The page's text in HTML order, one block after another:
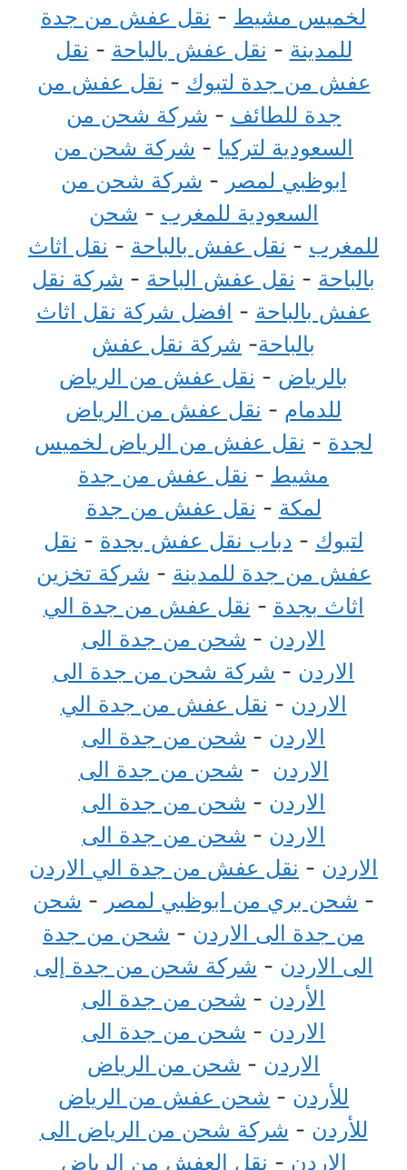
لخميس مشيط - نقل عفش من جدة
للمدينة - نقل عفش بالباحة - نقل
عفش من جدة لتبوك - نقل عفش من
جدة للطائف - شركة شحن من
السعودية لتركيا - شركة شحن من
ابوظبي لمصر - شركة شحن من
السعودية للمغرب - شحن
للمغرب - نقل عفش بالباحة - نقل اثاث
بالباحة - نقل عفش الباحة - شركة نقل
عفش بالباحة - افضل شركة نقل اثاث
بالباحة- شركة نقل عفش
بالرياض - نقل عفش من الرياض
للدمام - نقل عفش من الرياض
لجدة - نقل عفش من الرياض لخميس
مشيط - نقل عفش من جدة
لمكة - نقل عفش من جدة
لتبوك - دباب نقل عفش بجدة - نقل
عفش من جدة للمدينة - شركة تخزين
اثاث بجدة - نقل عفش من جدة الي
الاردن - شحن من جدة الى
الاردن - شركة شحن من جدة الى
الاردن - نقل عفش من جدة الي
الاردن - شحن من جدة الى
الاردن - شحن من جدة الى
الاردن - شحن من جدة الى
الاردن - شحن من جدة الى
الاردن - نقل عفش من جدة الي الاردن
- شحن بري من ابوظبي لمصر - شحن
من جدة الى الاردن - شحن من جدة
الى الاردن - شركة شحن من جدة إلى
الأردن - شحن من جدة الى
الاردن - شحن من جدة الى
الاردن - شحن من الرياض
للأردن - شحن عفش من الرياض
للأردن - شركة شحن من الرياض الى
الاردن - نقل العفش من الرياض